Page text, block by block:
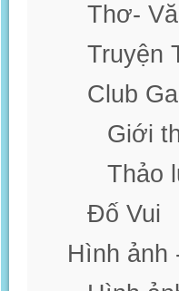
Thơ-
Truyện
Club
Giới
Thảo
Đố Vui
Hình ảnh